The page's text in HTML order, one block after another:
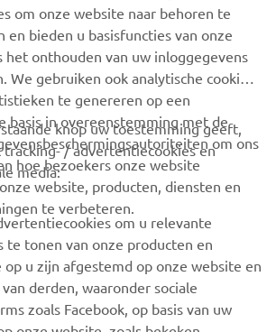
Supersport 300, maar daarover
om onze website naar behoren te
en bieden u basisfuncties van onze
het onthouden van uw inloggegevens
We gebruiken ook analytische cookies
te genereren op een
basis in overeenstemming met de
om ons
hoe bezoekers onze website
website, producten, diensten en
te verbeteren.
knop uw toestemming geeft,
/ advertentiecookies en
media:
om u relevante
te tonen van onze producten en
op u zijn afgestemd op onze website en
derden, waaronder sociale
zoals Facebook, op basis van uw